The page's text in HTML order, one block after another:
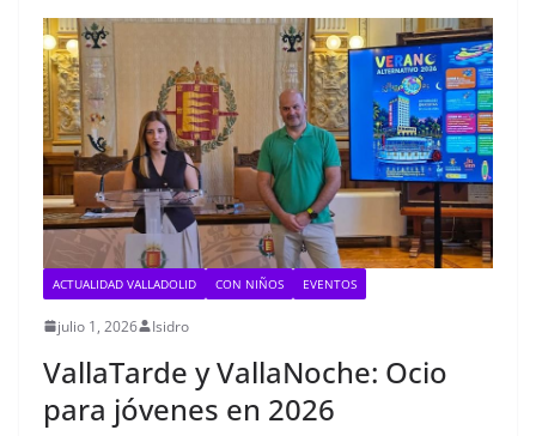
ACTUALIDAD VALLADOLID CON NIÑOS EVENTOS
julio 1, 2026 Isidro
VallaTarde y VallaNoche: Ocio
para jóvenes en 2026